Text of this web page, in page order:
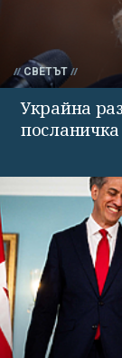
СВЕТЪТ
Украйна